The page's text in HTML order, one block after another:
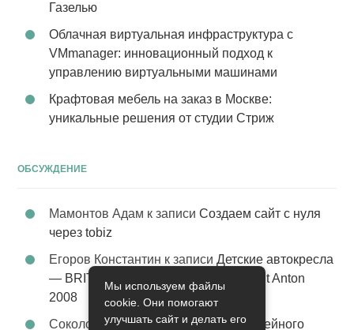
Газелью
Облачная виртуальная инфраструктура с
VMmanager: инновационный подход к
управлению виртуальными машинами
Крафтовая мебель на заказ в Москве:
уникальные решения от студии Стриж
ОБСУЖДЕНИЕ
Мамонтов Адам к записиСоздаем сайт с нуля
через tobiz
Егоров Константин к записиДетские автокресла
— BRITAX Evolva 1-2-3 (1-2-3) цвет St Anton
2008
Соколова Эльзак записиУслуги семейного
Мы используем файлы
cookie. Они помогают
улучшать сайт и делать его